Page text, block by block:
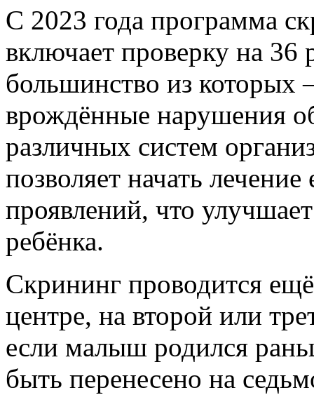
С 2023 года программа
включает проверку на 36
большинство из которых
врождённые нарушения
различных систем
позволяет начать
проявлений, что
ребёнка.
Скрининг проводится
центре, на второй или
если малыш родился
быть перенесено на